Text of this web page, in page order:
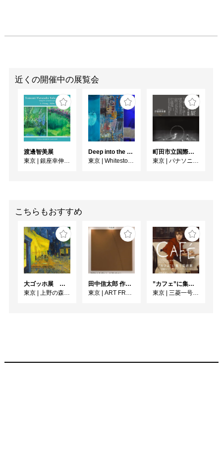
近くの開催中の展覧会
渡邊智美展
東京
銀座幸伸ギャラリー
Deep into the Blue―蒼の深層へ：木梨アイネ、名坂千吉郎、猪熊克芳
東京
Whitestone Gallery
町田市立国際版画美術館所蔵 長谷川潔展 ーパリに生きた銅版画家の軌跡
東京
パナソニック汐留美術館
こちらもおすすめ
大ゴッホ展 夜のカフェテラス
東京
上野の森美術館
田中信太郎 作品展
東京
ART FRONT GALLERY
”カフェ”に集う芸術家 ー印象派からゴッホ、ロートレック、ピカソまで
東京
三菱一号館美術館